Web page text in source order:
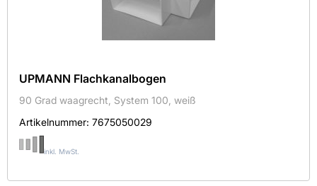
UPMANN Flachkanalbogen
90 Grad waagrecht, System 100, weiß
Artikelnummer: 7675050029
inkl. MwSt.